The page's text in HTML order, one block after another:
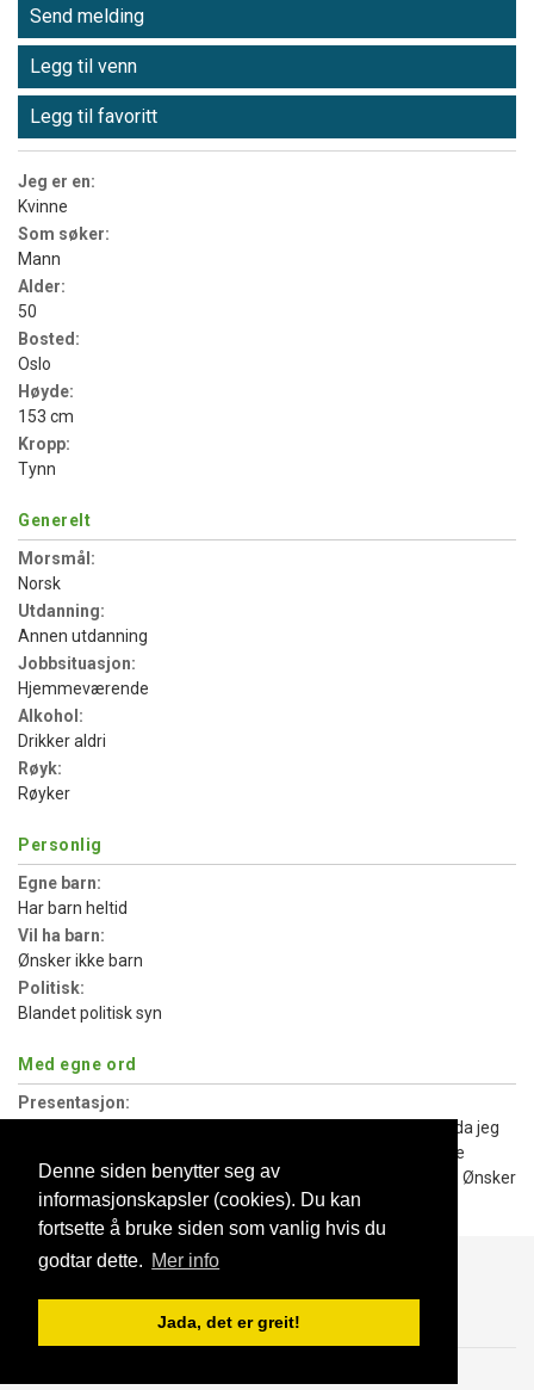
Denne siden benytter seg av
informasjonskapsler (cookies). Du kan
fortsette å bruke siden som vanlig hvis du
godtar dette. Mer info
Jada, det er greit!
Send melding
Legg til venn
Legg til favoritt
Jeg er en:
Kvinne
Som søker:
Mann
Alder:
50
Bosted:
Oslo
Høyde:
153 cm
Kropp:
Tynn
Generelt
Morsmål:
Norsk
Utdanning:
Annen utdanning
Jobbsituasjon:
Hjemmeværende
Alkohol:
Drikker aldri
Røyk:
Røyker
Personlig
Egne barn:
Har barn heltid
Vil ha barn:
Ønsker ikke barn
Politisk:
Blandet politisk syn
Med egne ord
Presentasjon:
Vil ha en omsorgsfull mann som elsker meg for den jeg er da jeg
gir ubetinget kjærlighet!. Å en kjæreste ser helst å få seriøse
henvendelser. Ikke sex forespørsmål er 42 år gammel frue. Ønsker
et stabilt forhold ikke sånn sex treff
Blogg Support Kontakt oss